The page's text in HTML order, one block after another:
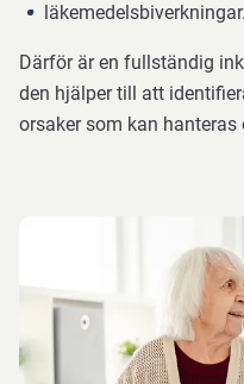
läkemedelsbiverkningar.
Därför är en fullständig
den hjälper till att
orsaker som kan hanteras